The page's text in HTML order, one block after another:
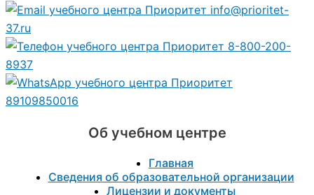
info@prioritet-
37.ru
8-800-200-
8937
89109850016
Об учебном центре
Главная
Сведения об образовательной организации
Лицензии и документы